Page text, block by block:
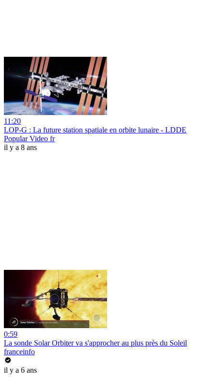
11:20
LOP-G : La future station spatiale en orbite lunaire - LDDE
Popular Video fr
il y a 8 ans
0:59
La sonde Solar Orbiter va s'approcher au plus près du Soleil
franceinfo
il y a 6 ans